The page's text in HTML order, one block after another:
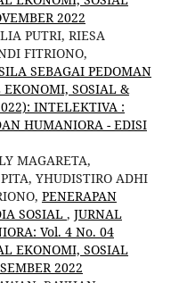
2022
PUTRI, RIESA
FITRIONO,
SEBAGAI PEDOMAN
EKONOMI, SOSIAL &
INTELEKTIVA :
HUMANIORA - EDISI
MAGARETA,
YHUDISTIRO ADHI
PENERAPAN
SOSIAL , JURNAL
Vol. 4 No. 04
EKONOMI, SOSIAL
2022